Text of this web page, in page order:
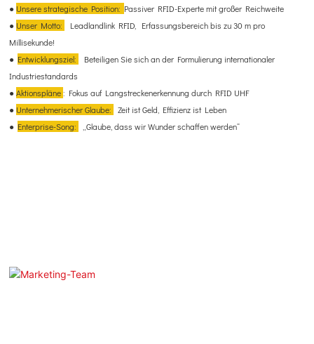
● Unsere strategische Position: Passiver RFID-Experte mit großer Reichweite
● Unser Motto:
Leadlandlink RFID, Erfassungsbereich bis zu 30 m pro
Millisekunde!
● Entwicklungsziel:
Beteiligen Sie sich an der Formulierung internationaler
Industriestandards
●Aktionspläne: Fokus auf Langstreckenerkennung durch RFID UHF
● Unternehmerischer Glaube:
Zeit ist Geld, Effizienz ist Leben
● Enterprise-Song: „Glaube, dass wir Wunder schaffen werden“